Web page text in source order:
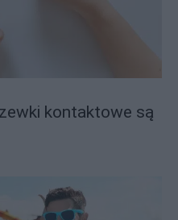
kontaktowe są